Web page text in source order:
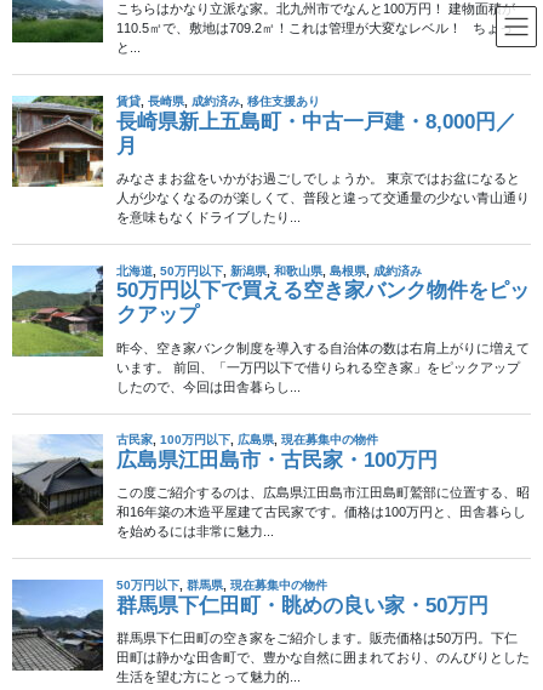
コ
ン
ツ
へ
ス
キ
プ
ナ
ビ
シ
ョ
ン
に
動
借主負担DIY型契約
HOME 借主負担DIY型契約
成約済み
2014年7月28日
移住定住促進制度
国土交通省が「空き家を活用す
るための知恵袋」を発行
ことが実感できます。 住む人がいなくなってしまった家はあっと
いう間に劣化します。主を失い朽ちてゆく家を見るのがしのびな
い…。 そこで国土交通省が「個人住宅の賃貸活 […]